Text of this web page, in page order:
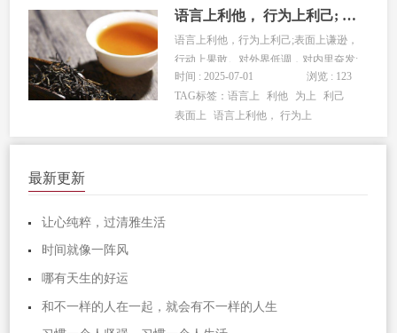
些上班摸鱼的技巧或者教你投机取巧...
语言上利他， 行为上利己; 表面上谦逊， 行动上果敢。
语言上利他，行为上利己;表面上谦逊，
行动上果敢。对外界低调，对内里奋发;
言语上赞美，决策上自主。态度上温
和，原则上坚定;表面上随和，目标上明
确。言辞上退让，时机上把握;对外界示
时间 : 2025-07-01
浏览 : 123
TAG标签：语言上 利他 为上
利己
表面上
语言上利他， 行为上
最新更新
让心纯粹，过清雅生活
时间就像一阵风
哪有天生的好运
和不一样的人在一起，就会有不一样的人生